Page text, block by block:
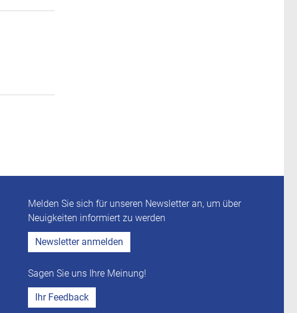
Melden Sie sich für unseren Newsletter an, um über
Neuigkeiten informiert zu werden
Newsletter anmelden
Sagen Sie uns Ihre Meinung!
Ihr Feedback